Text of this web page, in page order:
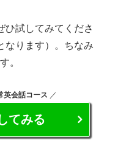
ひ試してみてくださ
なります）。ちなみ
。
英会話コース ／
てみる